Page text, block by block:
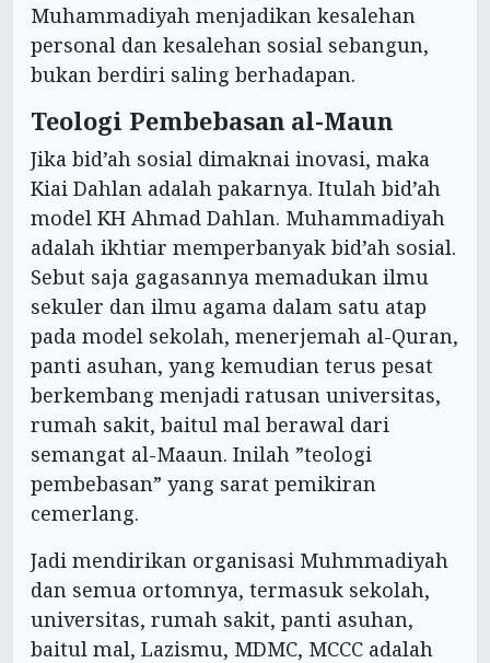
Muhammadiyah menjadikan kesalehan
personal dan kesalehan sosial sebangun,
bukan berdiri saling berhadapan.
Teologi Pembebasan al-Maun
Jika bid’ah sosial dimaknai inovasi, maka
Kiai Dahlan adalah pakarnya. Itulah bid’ah
model KH Ahmad Dahlan. Muhammadiyah
adalah ikhtiar memperbanyak bid’ah sosial.
Sebut saja gagasannya memadukan ilmu
sekuler dan ilmu agama dalam satu atap
pada model sekolah, menerjemah al-Quran,
panti asuhan, yang kemudian terus pesat
berkembang menjadi ratusan universitas,
rumah sakit, baitul mal berawal dari
semangat al-Maaun. Inilah ”teologi
pembebasan” yang sarat pemikiran
cemerlang.
Jadi mendirikan organisasi Muhmmadiyah
dan semua ortomnya, termasuk sekolah,
universitas, rumah sakit, panti asuhan,
baitul mal, Lazismu, MDMC, MCCC adalah